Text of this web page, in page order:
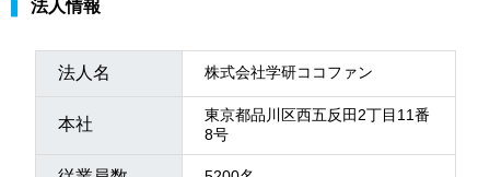
法人情報
法人名 株式会社学研ココファン
本社
東京都品川区西五反田2丁目11番
8号